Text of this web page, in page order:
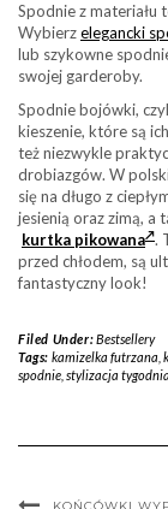
Spodnie z materiału
Wybierzelegancki
lub szykowne
swojej garderoby.
Spodnie bojówki,
kieszenie, które są
też niezwykle
drobiazgów. W
się na długo z
jesienią oraz zimą, a
kurtka pikowana .
przed chłodem, są
fantastyczny look!
Filed Under:Bestsellery
Tags: kamizelka futrzana
spodnie stylizacja tygodnia